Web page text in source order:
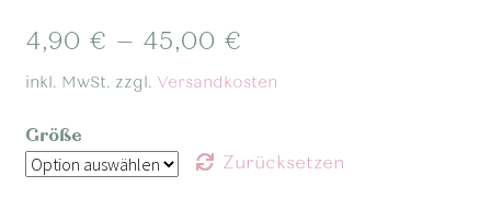
4,90 € – 45,00 €
inkl. MwSt. zzgl. Versandkosten
Größe
Zurücksetzen